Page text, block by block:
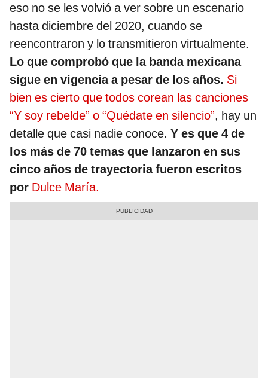
eso no se les volvió a ver sobre un escenario
hasta diciembre del 2020, cuando se
reencontraron y lo transmitieron virtualmente.
Lo que comprobó que la banda mexicana
sigue en vigencia a pesar de los años. Si
bien es cierto que todos corean las canciones
“Y soy rebelde” o “Quédate en silencio”, hay un
detalle que casi nadie conoce. Y es que 4 de
los más de 70 temas que lanzaron en sus
cinco años de trayectoria fueron escritos
por Dulce María.